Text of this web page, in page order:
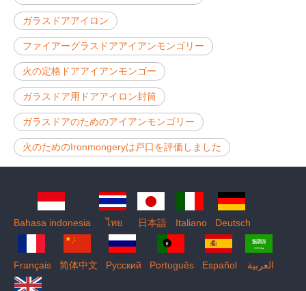
ガラスドアアイロン
ファイアーグラスドアアイアンモンゴリー
火の定格ドアアイアンモンゴー
ガラスドア用ドアアイロン封筒
ガラスドアのためのアイアンモンゴリー
火のためのIronmongeryは戸口を評価しました
Bahasa indonesia ไทย 日本語 Italiano Deutsch
Français 简体中文 Pусский Português Español العربية